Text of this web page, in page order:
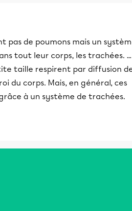
pas de poumons mais un
tout leur corps, les trachées. ...
taille respirent par diffusion
du corps. Mais, en général, ces
à un système de trachées.